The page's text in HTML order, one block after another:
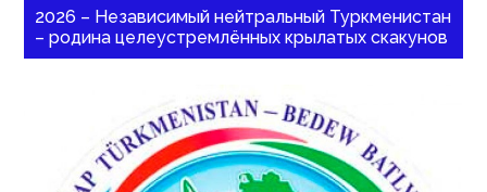
2026 – Независимый нейтральный Туркменистан
– родина целеустремлённых крылатых скакунов